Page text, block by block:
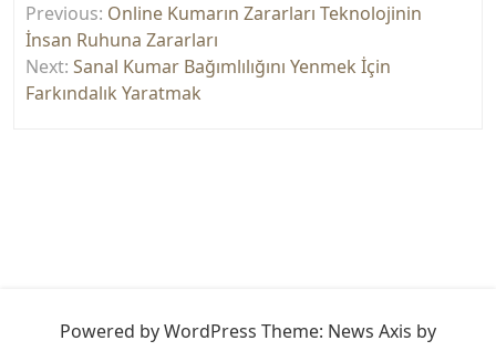
gezinmesi
Previous: Online Kumarın Zararları Teknolojinin
İnsan Ruhuna Zararları
Next: Sanal Kumar Bağımlılığını Yenmek İçin
Farkındalık Yaratmak
Powered by WordPress Theme: News Axis by